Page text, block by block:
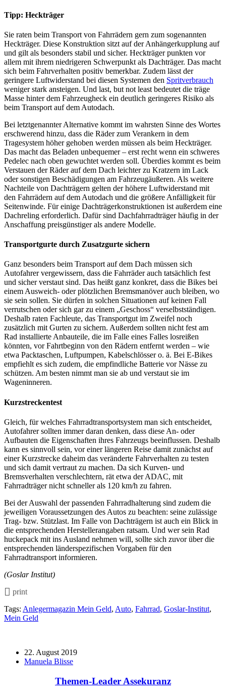
Tipp: Heckträger
Sie raten beim Transport von Fahrrädern gern zum sogenannten
Heckträger. Diese Konstruktion sitzt auf der Anhängerkupplung auf
und gilt als besonders stabil und sicher. Heckträger punkten vor
allem mit ihrem niedrigeren Schwerpunkt als Dachträger. Das macht
sich beim Fahrverhalten positiv bemerkbar. Zudem lässt der
geringere Luftwiderstand bei diesen Systemen den Spritverbrauch
weniger stark ansteigen. Und last, but not least bedeutet die träge
Masse hinter dem Fahrzeugheck ein deutlich geringeres Risiko als
beim Transport auf dem Autodach.
Bei letztgenannter Alternative kommt im wahrsten Sinne des Wortes
erschwerend hinzu, dass die Räder zum Verankern in dem
Tragesystem höher gehoben werden müssen als beim Heckträger.
Das macht das Beladen unbequemer – erst recht wenn ein schweres
Pedelec nach oben gewuchtet werden soll. Überdies kommt es beim
Verstauen der Räder auf dem Dach leichter zu Kratzern im Lack
oder sonstigen Beschädigungen am Fahrzeugäußeren. Als weitere
Nachteile von Dachträgern gelten der höhere Luftwiderstand mit
den Fahrrädern auf dem Autodach und die größere Anfälligkeit für
Seitenwinde. Für einige Dachträgerkonstruktionen ist außerdem eine
Dachreling erforderlich. Dafür sind Dachfahrradträger häufig in der
Anschaffung preisgünstiger als andere Modelle.
Transportgurte durch Zusatzgurte sichern
Ganz besonders beim Transport auf dem Dach müssen sich
Autofahrer vergewissern, dass die Fahrräder auch tatsächlich fest
und sicher verstaut sind. Das heißt ganz konkret, dass die Bikes bei
einem Ausweich- oder plötzlichen Bremsmanöver auch bleiben, wo
sie sein sollen. Sie dürfen in solchen Situationen auf keinen Fall
verrutschen oder sich gar zu einem „Geschoss“ verselbstständigen.
Deshalb raten Fachleute, das Transportgut im Zweifel noch
zusätzlich mit Gurten zu sichern. Außerdem sollten nicht fest am
Rad installierte Anbauteile, die im Falle eines Falles losreißen
könnten, vor Fahrtbeginn von den Rädern entfernt werden – wie
etwa Packtaschen, Luftpumpen, Kabelschlösser o. ä. Bei E-Bikes
empfiehlt es sich zudem, die empfindliche Batterie vor Nässe zu
schützen. Am besten nimmt man sie ab und verstaut sie im
Wageninneren.
Kurzstreckentest
Gleich, für welches Fahrradtransportsystem man sich entscheidet,
Autofahrer sollten immer daran denken, dass diese An- oder
Aufbauten die Eigenschaften ihres Fahrzeugs beeinflussen. Deshalb
kann es sinnvoll sein, vor einer längeren Reise damit zunächst auf
einer Kurzstrecke daheim das veränderte Fahrverhalten zu testen
und sich damit vertraut zu machen. Da sich Kurven- und
Bremsverhalten verschlechtern, rät etwa der ADAC, mit
Fahrradträger nicht schneller als 120 km/h zu fahren.
Bei der Auswahl der passenden Fahrradhalterung sind zudem die
jeweiligen Voraussetzungen des Autos zu beachten: seine zulässige
Trag- bzw. Stützlast. Im Falle von Dachträgern ist auch ein Blick in
die entsprechenden Herstellerangaben ratsam. Und wer sein Rad
huckepack mit ins Ausland nehmen will, sollte sich zuvor über die
entsprechenden länderspezifischen Vorgaben für den
Fahrradtransport informieren.
(Goslar Institut)
print
Tags: Anlegermagazin Mein Geld, Auto, Fahrrad, Goslar-Institut,
Mein Geld
22. August 2019
Manuela Blisse
Themen-Leader Assekuranz